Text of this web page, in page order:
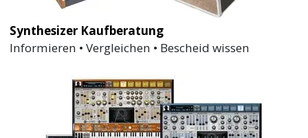
Synthesizer Kaufberatung
Informieren • Vergleichen • Bescheid wissen